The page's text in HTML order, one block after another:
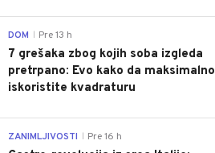
DOM Pre 13 h
7 grešaka zbog kojih soba izgleda
pretrpano: Evo kako da maksimalno
iskoristite kvadraturu
ZANIMLJIVOSTI Pre 16 h